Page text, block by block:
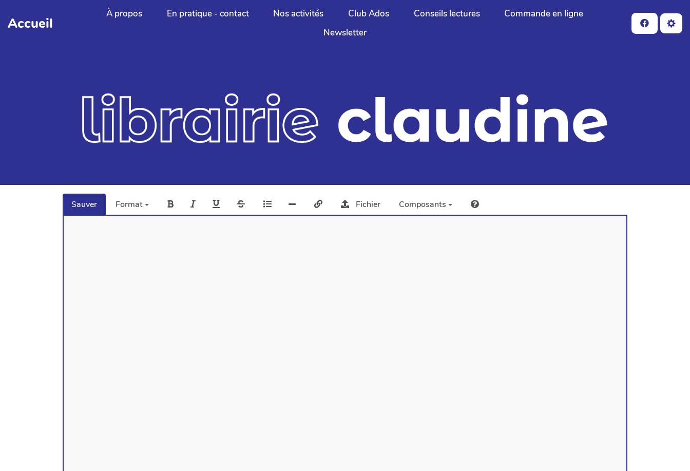
Aller au contenu principal
Accueil
À propos En pratique - contact Nos activités Club Ados Conseils lectures
Commande en ligne
Newsletter
Sauver Format Fichier Composants